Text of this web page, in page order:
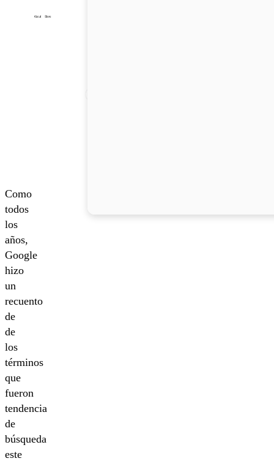
Como
todos
los
años,
Google
hizo
un
recuento
de
de
los
términos
que
fueron
tendencia
de
búsqueda
este